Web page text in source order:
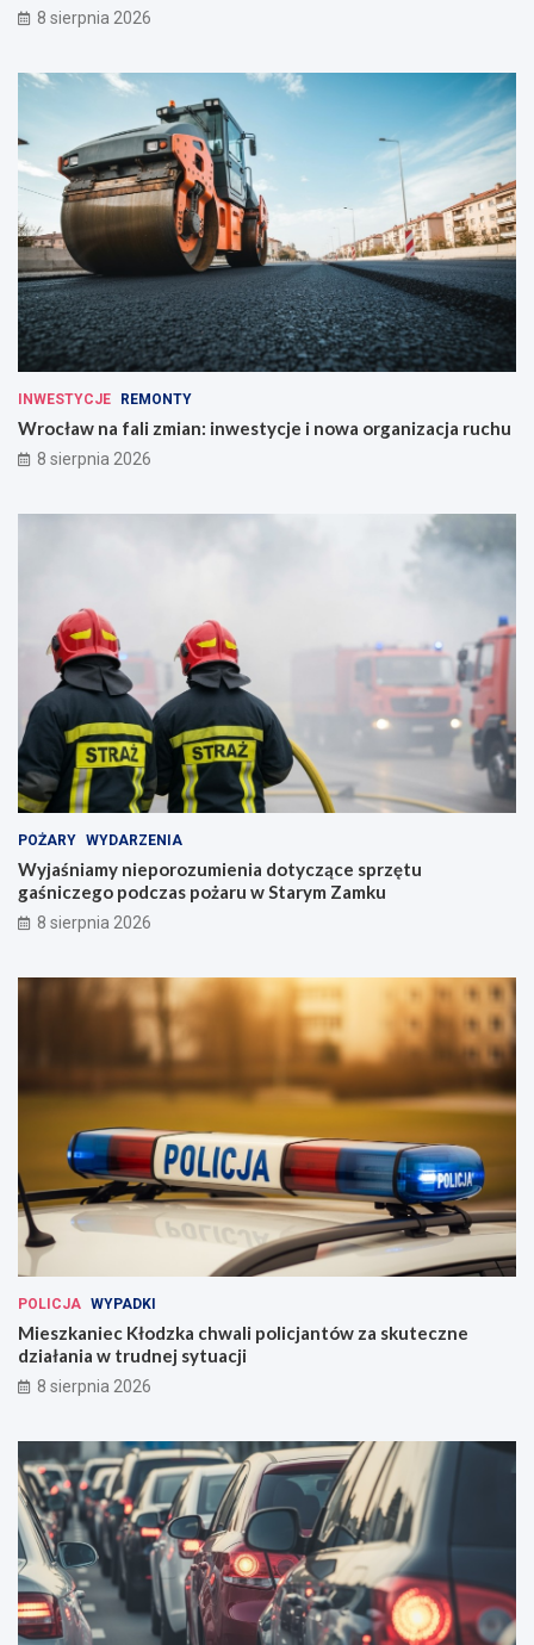
8 sierpnia 2026
INWESTYCJE REMONTY
Wrocław na fali zmian: inwestycje i nowa organizacja ruchu
8 sierpnia 2026
POŻARY WYDARZENIA
Wyjaśniamy nieporozumienia dotyczące sprzętu
gaśniczego podczas pożaru w Starym Zamku
8 sierpnia 2026
POLICJA WYPADKI
Mieszkaniec Kłodzka chwali policjantów za skuteczne
działania w trudnej sytuacji
8 sierpnia 2026